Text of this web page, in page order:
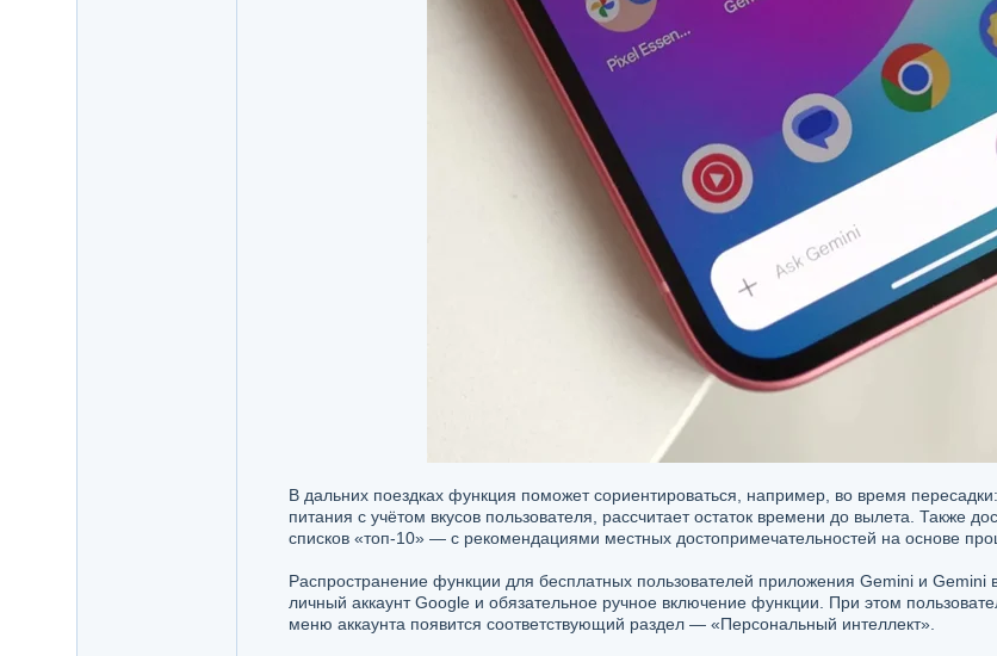
В дальних поездках функция поможет сориентироваться, например, во время
питания с учётом вкусов пользователя, рассчитает остаток времени до вылета. Также
списков «топ-10» — с рекомендациями местных достопримечательностей на основе
Распространение функции для бесплатных пользователей приложения Gemini и
личный аккаунт Google и обязательное ручное включение функции. При этом
меню аккаунта появится соответствующий раздел — «Персональный интеллект».